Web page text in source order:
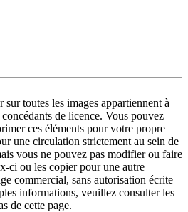
sur toutes les images appartiennent à
de licence. Vous pouvez
ces éléments pour votre propre
une circulation strictement au sein de
vous ne pouvez pas modifier ou faire
ci ou les copier pour une autre
commercial, sans autorisation écrite
informations, veuillez consulter les
de cette page.